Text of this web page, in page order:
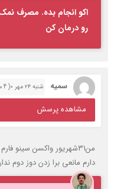
اکو انجام بده. مصرف
رو درمان کن
سمیه شنبه ۲۴ مهر ۰( 4 سال پیش)
مشاهده پرسش
دارم مانعی برا زدن دوز دوم